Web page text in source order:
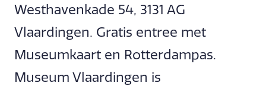
Westhavenkade 54, 3131 AG
Vlaardingen. Gratis entree met
Museumkaart en Rotterdampas.
Museum Vlaardingen is